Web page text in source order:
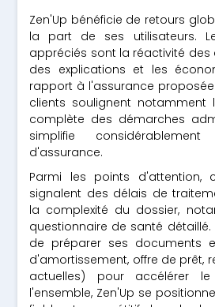
Zen'Up bénéficie de retours
la part de ses utilisateurs.
appréciés sont la réactivité des
des explications et les
rapport à l'assurance
clients soulignent
complète des démarches
simplifie
d'assurance.
Parmi les points d'attention,
signalent des délais de
la complexité du dossier,
questionnaire de santé
de préparer ses documents
d'amortissement, offre de prêt,
actuelles) pour accélérer le
l'ensemble, Zen'Up se